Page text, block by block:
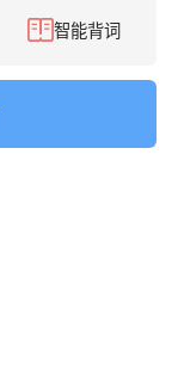
智能背词